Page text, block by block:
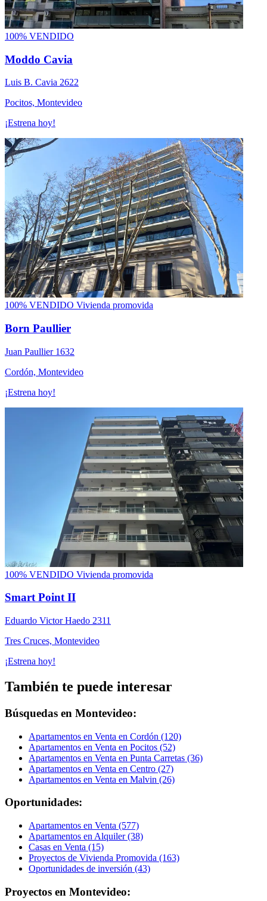
100% VENDIDO
Moddo Cavia
Luis B. Cavia 2622
Pocitos, Montevideo
¡Estrena hoy!
100% VENDIDO Vivienda promovida
Born Paullier
Juan Paullier 1632
Cordón, Montevideo
¡Estrena hoy!
100% VENDIDO Vivienda promovida
Smart Point II
Eduardo Victor Haedo 2311
Tres Cruces, Montevideo
¡Estrena hoy!
También te puede interesar
Búsquedas en Montevideo:
Apartamentos en Venta en Cordón (120)
Apartamentos en Venta en Pocitos (52)
Apartamentos en Venta en Punta Carretas (36)
Apartamentos en Venta en Centro (27)
Apartamentos en Venta en Malvin (26)
Oportunidades:
Apartamentos en Venta (577)
Apartamentos en Alquiler (38)
Casas en Venta (15)
Proyectos de Vivienda Promovida (163)
Oportunidades de inversión (43)
Proyectos en Montevideo: